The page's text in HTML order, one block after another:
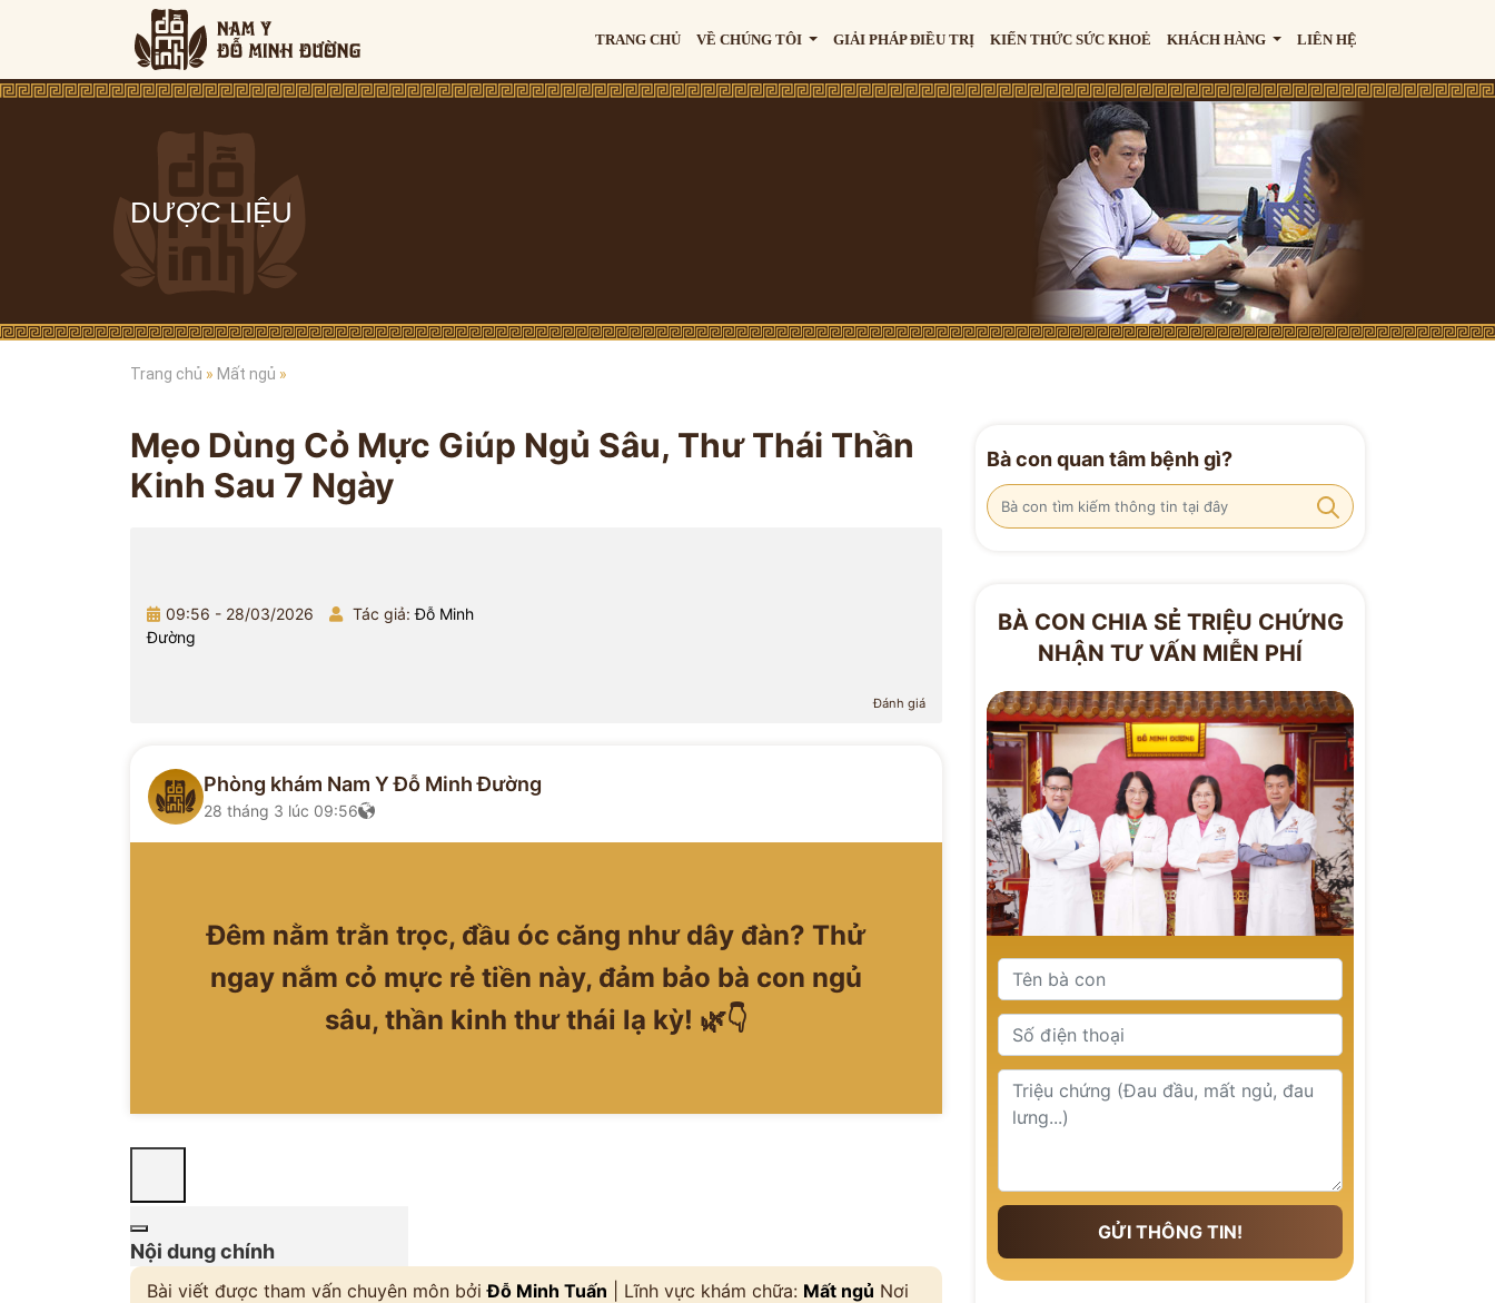
TRANG CHỦ VỀ CHÚNG TÔI GIẢI PHÁP ĐIỀU TRỊ KIẾN THỨC SỨC KHOẺ KHÁCH HÀNG LIÊN HỆ
DƯỢC LIỆU
Trang chủ » Mất ngủ »
Mẹo Dùng Cỏ Mực Giúp Ngủ Sâu, Thư Thái Thần
Kinh Sau 7 Ngày
09:56 - 28/03/2026 Tác giả:Đỗ Minh
Đường
Đánh giá
Phòng khám Nam Y Đỗ Minh Đường
28 tháng 3 lúc 09:56
Đêm nằm trằn trọc, đầu óc căng như dây đàn? Thử
ngay nắm cỏ mực rẻ tiền này, đảm bảo bà con ngủ
sâu, thần kinh thư thái lạ kỳ! 🌿👇
Nội dung chính
Bài viết được tham vấn chuyên môn bởiĐỗ Minh Tuấn | Lĩnh vực khám chữa: Mất ngủ Nơi
Bà con quan tâm bệnh gì?
BÀ CON CHIA SẺ TRIỆU CHỨNG
NHẬN TƯ VẤN MIỄN PHÍ
GỬI THÔNG TIN!